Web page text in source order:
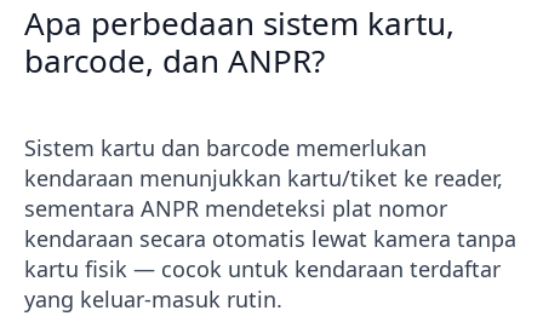
Apa perbedaan sistem kartu,
barcode, dan ANPR?
Sistem kartu dan barcode memerlukan
kendaraan menunjukkan kartu/tiket ke reader,
sementara ANPR mendeteksi plat nomor
kendaraan secara otomatis lewat kamera tanpa
kartu fisik — cocok untuk kendaraan terdaftar
yang keluar-masuk rutin.